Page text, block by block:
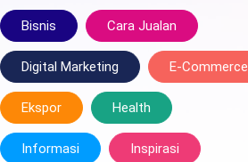
Bisnis Cara Jualan
Digital Marketing E-Commerce
Ekspor Health
Informasi Inspirasi